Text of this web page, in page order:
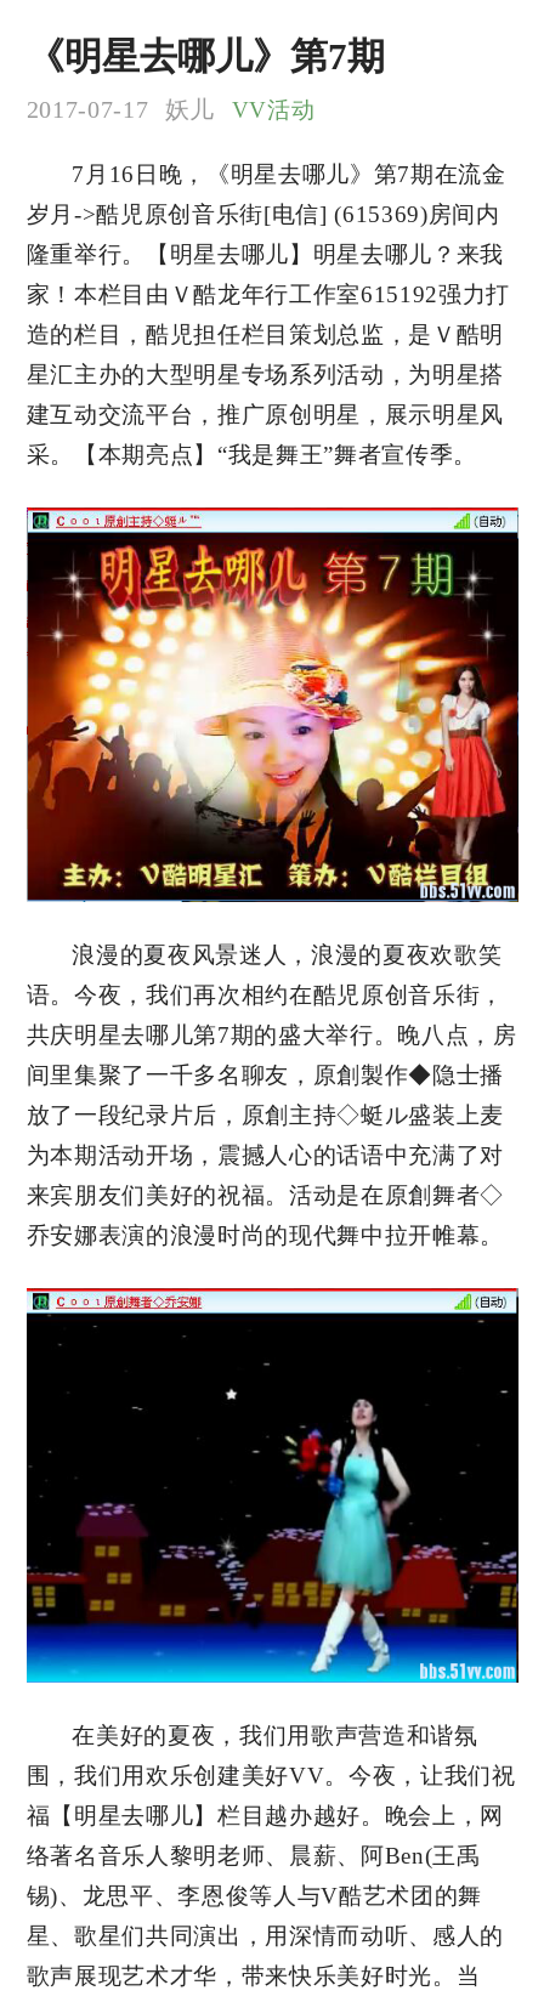
《明星去哪儿》第7期
2017-07-17 妖儿 VV活动
7月16日晚，《明星去哪儿》第7期在流金
岁月->酷児原创音乐街[电信] (615369)房间内
隆重举行。【明星去哪儿】明星去哪儿？来我
家！本栏目由Ｖ酷龙年行工作室615192强力打
造的栏目，酷児担任栏目策划总监，是Ｖ酷明
星汇主办的大型明星专场系列活动，为明星搭
建互动交流平台，推广原创明星，展示明星风
采。【本期亮点】“我是舞王”舞者宣传季。
浪漫的夏夜风景迷人，浪漫的夏夜欢歌笑
语。今夜，我们再次相约在酷児原创音乐街，
共庆明星去哪儿第7期的盛大举行。晚八点，房
间里集聚了一千多名聊友，原創製作◆隐士播
放了一段纪录片后，原創主持◇蜓ル盛装上麦
为本期活动开场，震撼人心的话语中充满了对
来宾朋友们美好的祝福。活动是在原創舞者◇
乔安娜表演的浪漫时尚的现代舞中拉开帷幕。
在美好的夏夜，我们用歌声营造和谐氛
围，我们用欢乐创建美好VV。今夜，让我们祝
福【明星去哪儿】栏目越办越好。晚会上，网
络著名音乐人黎明老师、晨薪、阿Ben(王禹
锡)、龙思平、李恩俊等人与V酷艺术团的舞
星、歌星们共同演出，用深情而动听、感人的
歌声展现艺术才华，带来快乐美好时光。当